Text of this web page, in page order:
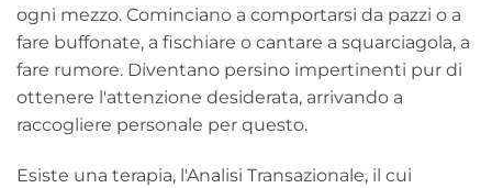
ogni mezzo. Cominciano a comportarsi da pazzi o a
fare buffonate, a fischiare o cantare a squarciagola, a
fare rumore. Diventano persino impertinenti pur di
ottenere l'attenzione desiderata, arrivando a
raccogliere personale per questo.
Esiste una terapia, l'Analisi Transazionale, il cui